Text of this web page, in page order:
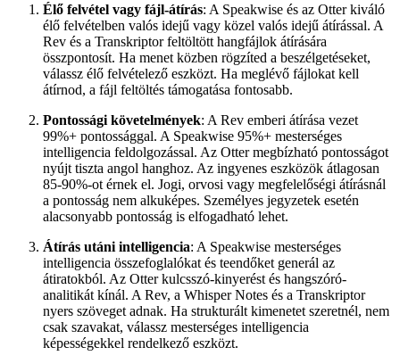
Élő felvétel vagy fájl-átírás: A Speakwise és az Otter kiváló
élő felvételben valós idejű vagy közel valós idejű átírással. A
Rev és a Transkriptor feltöltött hangfájlok átírására
összpontosít. Ha menet közben rögzíted a beszélgetéseket,
válassz élő felvételező eszközt. Ha meglévő fájlokat kell
átírnod, a fájl feltöltés támogatása fontosabb.
Pontossági követelmények: A Rev emberi átírása vezet
99%+ pontossággal. A Speakwise 95%+ mesterséges
intelligencia feldolgozással. Az Otter megbízható pontosságot
nyújt tiszta angol hanghoz. Az ingyenes eszközök átlagosan
85-90%-ot érnek el. Jogi, orvosi vagy megfelelőségi átírásnál
a pontosság nem alkuképes. Személyes jegyzetek esetén
alacsonyabb pontosság is elfogadható lehet.
Átírás utáni intelligencia: A Speakwise mesterséges
intelligencia összefoglalókat és teendőket generál az
átiratokból. Az Otter kulcsszó-kinyerést és hangszóró-
analitikát kínál. A Rev, a Whisper Notes és a Transkriptor
nyers szöveget adnak. Ha strukturált kimenetet szeretnél, nem
csak szavakat, válassz mesterséges intelligencia
képességekkel rendelkező eszközt.